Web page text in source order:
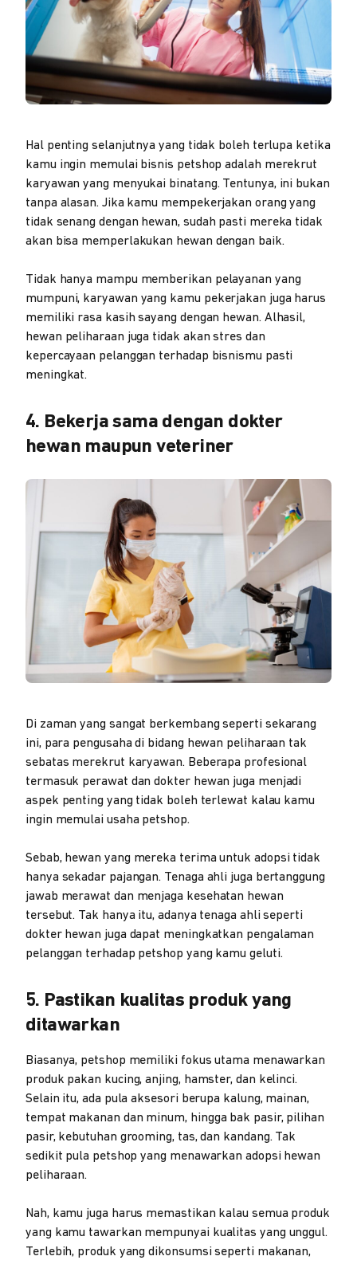
Hal penting selanjutnya yang tidak boleh terlupa ketika
kamu ingin memulai bisnis petshop adalah merekrut
karyawan yang menyukai binatang. Tentunya, ini bukan
tanpa alasan. Jika kamu mempekerjakan orang yang
tidak senang dengan hewan, sudah pasti mereka tidak
akan bisa memperlakukan hewan dengan baik.
Tidak hanya mampu memberikan pelayanan yang
mumpuni, karyawan yang kamu pekerjakan juga harus
memiliki rasa kasih sayang dengan hewan. Alhasil,
hewan peliharaan juga tidak akan stres dan
kepercayaan pelanggan terhadap bisnismu pasti
meningkat.
4. Bekerja sama dengan dokter
hewan maupun veteriner
Di zaman yang sangat berkembang seperti sekarang
ini, para pengusaha di bidang hewan peliharaan tak
sebatas merekrut karyawan. Beberapa profesional
termasuk perawat dan dokter hewan juga menjadi
aspek penting yang tidak boleh terlewat kalau kamu
ingin memulai usaha petshop.
Sebab, hewan yang mereka terima untuk adopsi tidak
hanya sekadar pajangan. Tenaga ahli juga bertanggung
jawab merawat dan menjaga kesehatan hewan
tersebut. Tak hanya itu, adanya tenaga ahli seperti
dokter hewan juga dapat meningkatkan pengalaman
pelanggan terhadap petshop yang kamu geluti.
5. Pastikan kualitas produk yang
ditawarkan
Biasanya, petshop memiliki fokus utama menawarkan
produk pakan kucing, anjing, hamster, dan kelinci.
Selain itu, ada pula aksesori berupa kalung, mainan,
tempat makanan dan minum, hingga bak pasir, pilihan
pasir, kebutuhan grooming, tas, dan kandang. Tak
sedikit pula petshop yang menawarkan adopsi hewan
peliharaan.
Nah, kamu juga harus memastikan kalau semua produk
yang kamu tawarkan mempunyai kualitas yang unggul.
Terlebih, produk yang dikonsumsi seperti makanan,